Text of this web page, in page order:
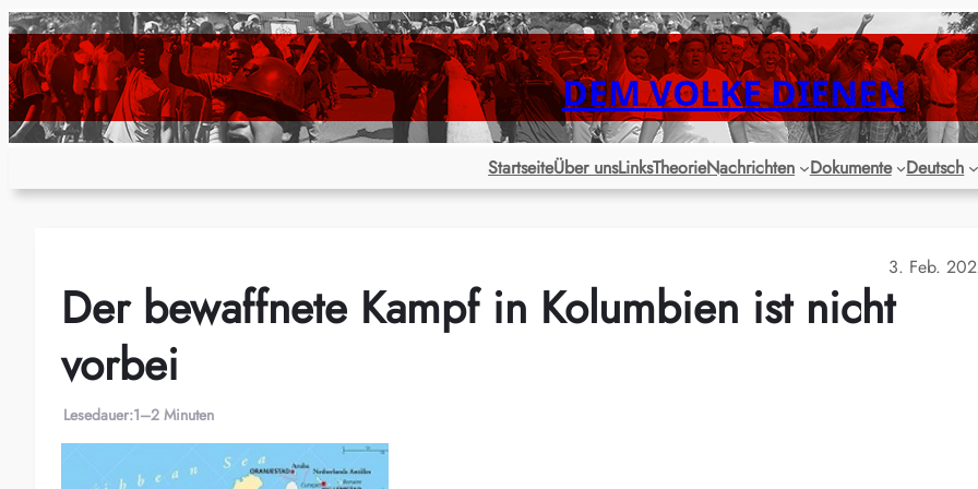
Zum
Inhalt
springen
DEM VOLKE DIENEN
StartseiteÜber unsLinksTheorieNachrichten Dokumente Deutsch
3. Feb.
Der bewaffnete Kampf in Kolumbien ist nicht
vorbei
Lesedauer:1–2 Minuten